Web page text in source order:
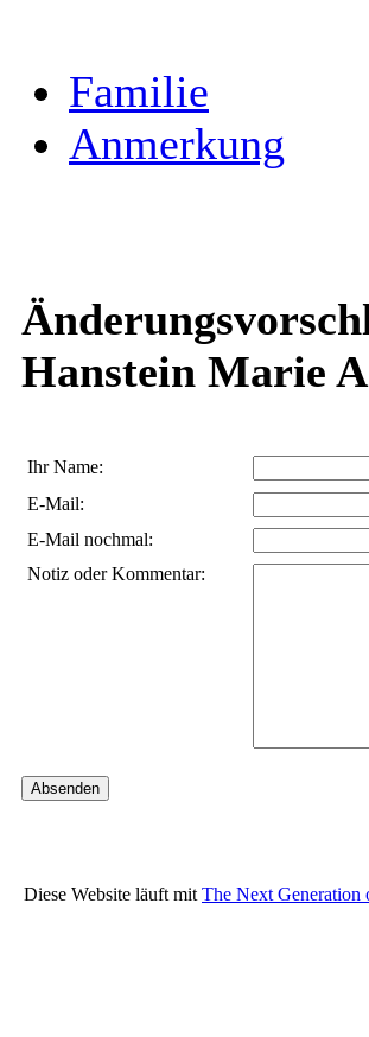
Familie
Anmerkung
Hanstein Marie
Ihr Name:
E-Mail:
E-Mail nochmal:
Notiz oder Kommentar:
Diese Website läuft mit The Next Generation